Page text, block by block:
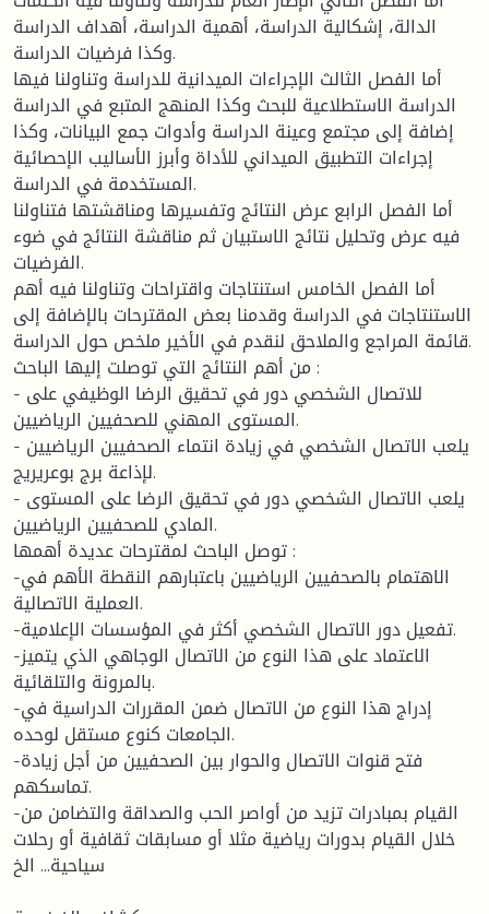
الدالة، إشكالية الدراسة، أهمية الدراسة، أهداف الدراسة
وكذا فرضيات الدراسة.
أما الفصل الثالث الإجراءات الميدانية للدراسة وتناولنا فيها
الدراسة الاستطلاعية للبحث وكذا المنهج المتبع في الدراسة
إضافة إلى مجتمع وعينة الدراسة وأدوات جمع البيانات، وكذا
إجراءات التطبيق الميداني للأداة وأبرز الأساليب الإحصائية
المستخدمة في الدراسة.
أما الفصل الرابع عرض النتائج وتفسيرها ومناقشتها فتناولنا
فيه عرض وتحليل نتائج الاستبيان ثم مناقشة النتائج في ضوء
الفرضيات.
أما الفصل الخامس استنتاجات واقتراحات وتناولنا فيه أهم
الاستنتاجات في الدراسة وقدمنا بعض المقترحات بالإضافة إلى
قائمة المراجع والملاحق لنقدم في الأخير ملخص حول الدراسة.
من أهم النتائج التي توصلت إليها الباحث :
- للاتصال الشخصي دور في تحقيق الرضا الوظيفي على
المستوى المهني للصحفيين الرياضيين.
- يلعب الاتصال الشخصي في زيادة انتماء الصحفيين الرياضيين
لإذاعة برج بوعريريج.
- يلعب الاتصال الشخصي دور في تحقيق الرضا على المستوى
المادي للصحفيين الرياضيين.
توصل الباحث لمقترحات عديدة أهمها :
-الاهتمام بالصحفيين الرياضيين باعتبارهم النقطة الأهم في
العملية الاتصالية.
-تفعيل دور الاتصال الشخصي أكثر في المؤسسات الإعلامية.
-الاعتماد على هذا النوع من الاتصال الوجاهي الذي يتميز
بالمرونة والتلقائية.
-إدراج هذا النوع من الاتصال ضمن المقررات الدراسية في
الجامعات كنوع مستقل لوحده.
-فتح قنوات الاتصال والحوار بين الصحفيين من أجل زيادة
تماسكهم.
-القيام بمبادرات تزيد من أواصر الحب والصداقة والتضامن من
خلال القيام بدورات رياضية مثلا أو مسابقات ثقافية أو رحلات
سياحية... الخ